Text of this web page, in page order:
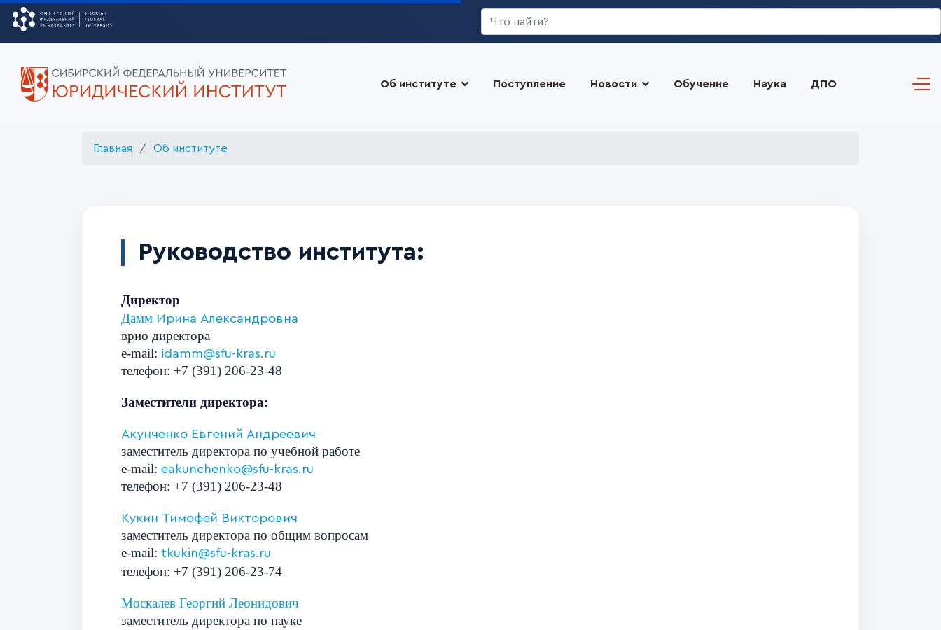
Искать...
Об институте Поступление Новости Обучение Наука ДПО
Главная Об институте
Руководство института:
Директор
Дамм Ирина Александровна
врио директора
e-mail: idamm@sfu-kras.ru
телефон: +7 (391) 206-23-48
Заместители директора:
Акунченко Евгений Андреевич
заместитель директора по учебной работе
e-mail: eakunchenko@sfu-kras.ru
телефон: +7 (391) 206-23-48
Кукин Тимофей Викторович
заместитель директора по общим вопросам
e-mail: tkukin@sfu-kras.ru
телефон: +7 (391) 206-23-74
Москалев Георгий Леонидович
заместитель директора по науке